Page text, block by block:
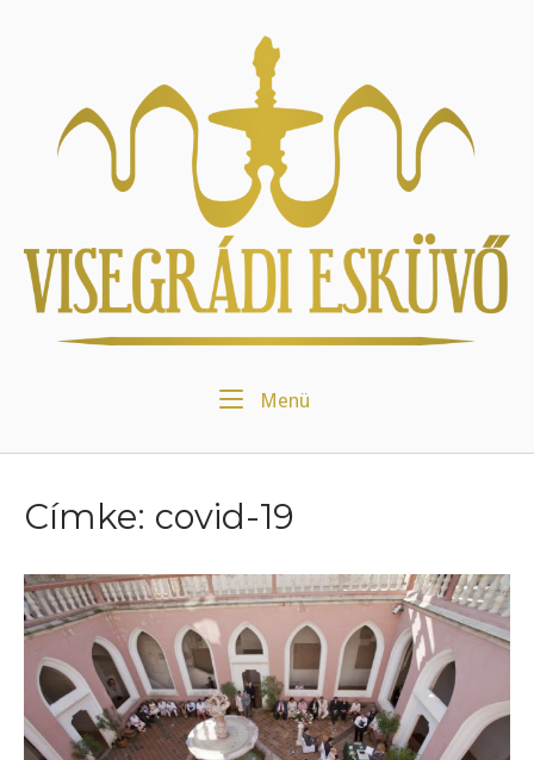
Menü
Címke: covid-19